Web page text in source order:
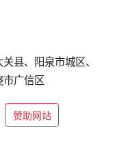
县、阳泉市城区、
市广信区
赞助网站